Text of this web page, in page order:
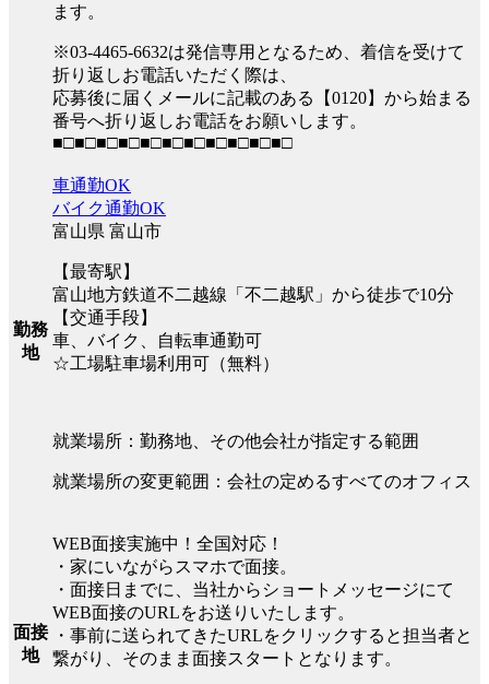
ます。
※03-4465-6632は発信専用となるため、着信を受けて
折り返しお電話いただく際は、
応募後に届くメールに記載のある【0120】から始まる
番号へ折り返しお電話をお願いします。
■□■□■□■□■□■□■□■□■□■□■□
勤務
地
車通勤OK
バイク通勤OK
富山県 富山市
【最寄駅】
富山地方鉄道不二越線「不二越駅」から徒歩で10分
【交通手段】
車、バイク、自転車通勤可
☆工場駐車場利用可（無料）
就業場所：勤務地、その他会社が指定する範囲
就業場所の変更範囲：会社の定めるすべてのオフィス
面接
地
WEB面接実施中！全国対応！
・家にいながらスマホで面接。
・面接日までに、当社からショートメッセージにて
WEB面接のURLをお送りいたします。
・事前に送られてきたURLをクリックすると担当者と
繋がり、そのまま面接スタートとなります。